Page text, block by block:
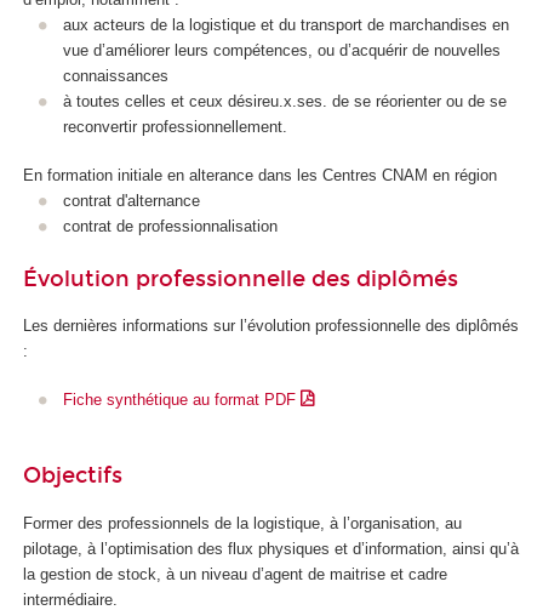
aux acteurs de la logistique et du transport de marchandises en
vue d’améliorer leurs compétences, ou d’acquérir de nouvelles
connaissances
à toutes celles et ceux désireu.x.ses. de se réorienter ou de se
reconvertir professionnellement.
En formation initiale en alterance dans les Centres CNAM en région
contrat d'alternance
contrat de professionnalisation
Évolution professionnelle des diplômés
Les dernières informations sur l’évolution professionnelle des diplômés
:
Fiche synthétique au format PDF
Objectifs
Former des professionnels de la logistique, à l’organisation, au
pilotage, à l’optimisation des flux physiques et d’information, ainsi qu’à
la gestion de stock, à un niveau d’agent de maitrise et cadre
intermédiaire.